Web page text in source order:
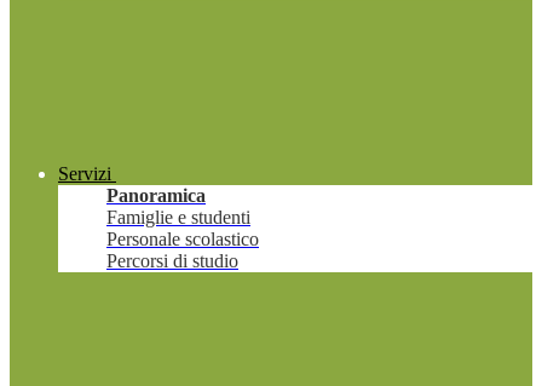
Servizi
Panoramica
Famiglie e studenti
Personale scolastico
Percorsi di studio